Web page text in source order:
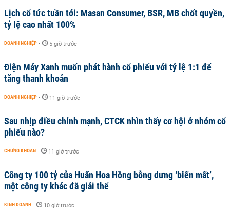
Lịch cổ tức tuần tới: Masan Consumer, BSR, MB chốt quyền,
tỷ lệ cao nhất 100%
DOANH NGHIỆP - 5 giờ trước
Điện Máy Xanh muốn phát hành cổ phiếu với tỷ lệ 1:1 để
tăng thanh khoản
DOANH NGHIỆP - 11 giờ trước
Sau nhịp điều chỉnh mạnh, CTCK nhìn thấy cơ hội ở nhóm cổ
phiếu nào?
CHỨNG KHOÁN - 11 giờ trước
Công ty 100 tỷ của Huấn Hoa Hồng bỗng dưng ‘biến mất’,
một công ty khác đã giải thể
KINH DOANH - 10 giờ trước